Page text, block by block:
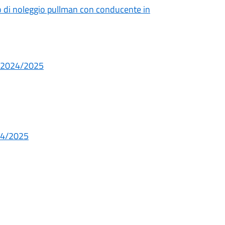
noleggio pullman con conducente in
2025
2025